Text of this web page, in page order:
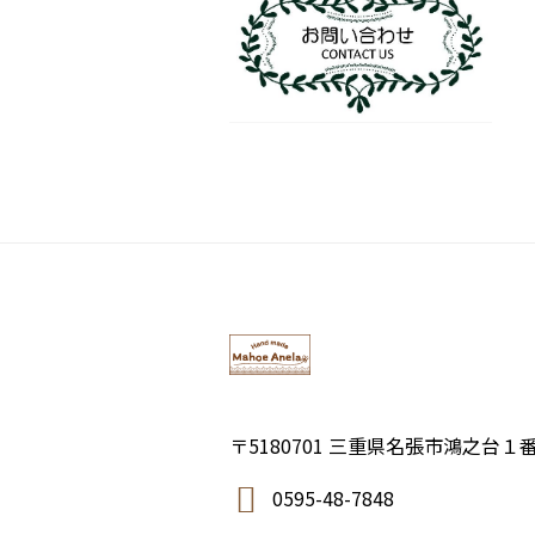
〒5180701 三重県名張市鴻之台１
0595-48-7848